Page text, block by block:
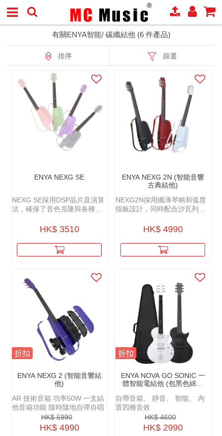
有關ENYA智能/ 碳纖結他 (6 件產品)
排序 篩選
ENYA NEXG SE
NEXG SE採用DSP晶片及演算
法，確保了音色克隆與各種數
輕鬆複製各種木吉他音色，還
效果
HK$ 3510
ENYA NEXG 2N (智能音響
古典結他)
NEXG2N採用纖薄琴柄和弧度
指板設計，同時配合沙瓦列斯
獨唱古典玩家或現代流行彈
好的得到理想中手感。
HK$ 4990
折扣
ENYA NEXG 2 (智能音響結
他)
AR 技術音箱 功率50W 一支結
他音箱功能 隨時隨地自彈自唱
HK$ 5990
HK$ 4990
折扣
ENYA NOVA GO SONIC 一
體智能電結他 (包黑色綿袋
自帶音箱、 靜音、 智能、 內
置四種音效
HK$ 4600
HK$ 2990